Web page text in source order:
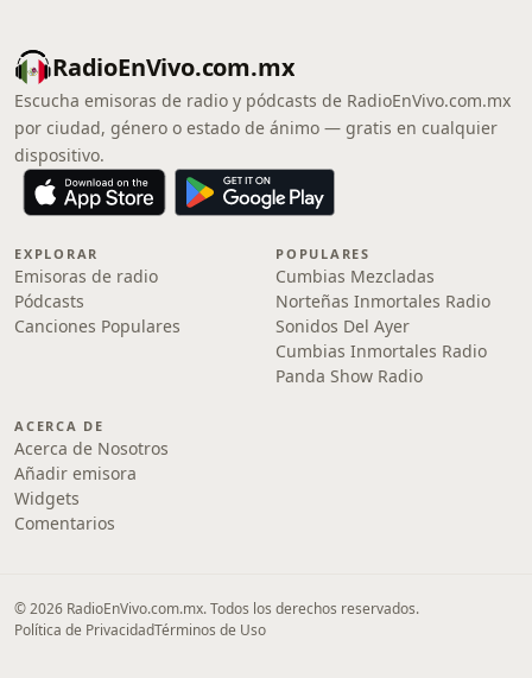
RadioEnVivo.com.mx
Escucha emisoras de radio y pódcasts de RadioEnVivo.com.mx
por ciudad, género o estado de ánimo — gratis en cualquier
dispositivo.
EXPLORAR
Emisoras de radio
Pódcasts
Canciones Populares
POPULARES
Cumbias Mezcladas
Norteñas Inmortales Radio
Sonidos Del Ayer
Cumbias Inmortales Radio
Panda Show Radio
ACERCA DE
Acerca de Nosotros
Añadir emisora
Widgets
Comentarios
© 2026 RadioEnVivo.com.mx. Todos los derechos reservados.
Política de PrivacidadTérminos de Uso